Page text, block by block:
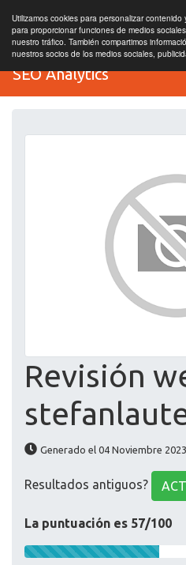
Utilizamos cookies para personalizar contenido
para proporcionar funciones de medios
nuestro tráfico. También compartimos
nuestros socios de los medios sociales,
SEO Analytics
Revisión
Generado el 04 Noviembre
Resultados antiguos?
La puntuación es 57/100